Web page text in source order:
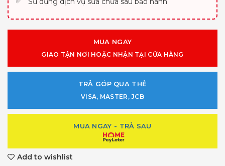
MUA NGAY
GIAO TẬN NƠI HOẶC NHẬN TẠI CỬA HÀNG
TRẢ GÓP QUA THẺ
VISA, MASTER, JCB
MUA NGAY - TRẢ SAU
Add to wishlist